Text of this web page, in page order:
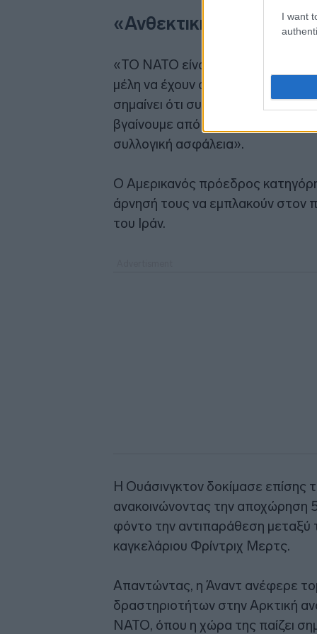
I want
«Ανθεκτική Συμμαχία»
«ΤΟ ΝΑΤΟ είναι μια ανθεκτική
μέλη να έχουν αποκλίνουσες
σημαίνει ότι συνεδριάζουμε, ότι
βγαίνουμε από αυτές τις
συλλογική ασφάλεια».
Ο Αμερικανός πρόεδρος
άρνησή τους να εμπλακούν στον
του Ιράν.
Η Ουάσινγκτον δοκίμασε επίσης
ανακοινώνοντας την αποχώρηση
φόντο την αντιπαράθεση μεταξύ
καγκελάριου Φρίντριχ Μερτς.
Απαντώντας, η Άναντ ανέφερε
δραστηριοτήτων στην Αρκτική
ΝΑΤΟ, όπου η χώρα της παίζει